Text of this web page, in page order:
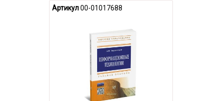
Артикул00-01017688